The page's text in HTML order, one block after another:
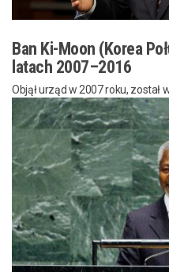
Ban Ki-Moon (Korea
latach 2007–2016
Objął urząd w 2007 roku, został